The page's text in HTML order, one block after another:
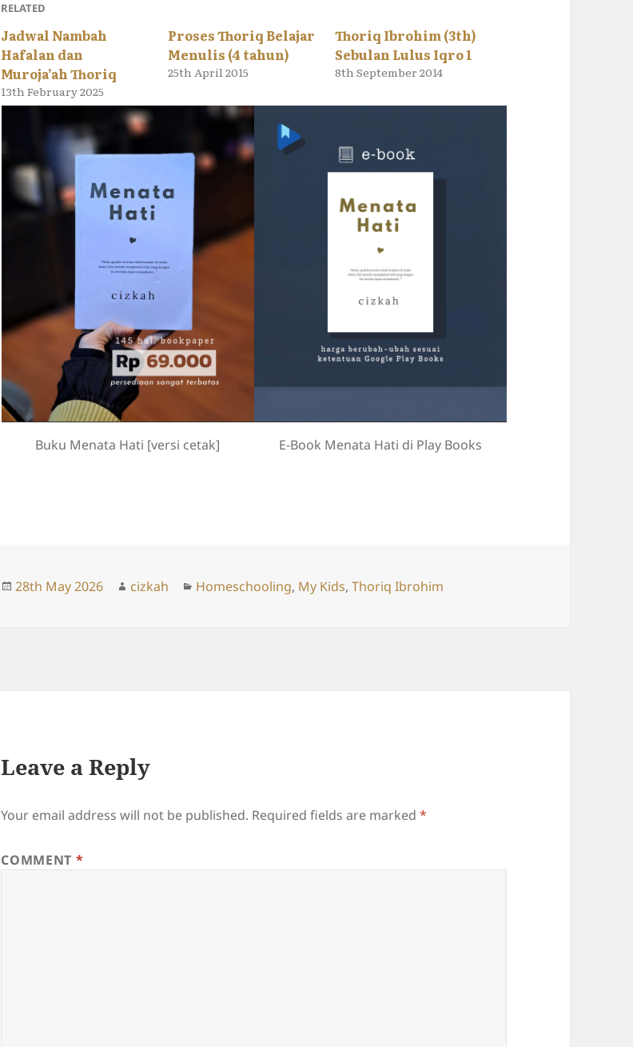
RELATED
Jadwal Nambah
Hafalan dan
Muroja’ah Thoriq
13th February 2025
Proses Thoriq Belajar
Menulis (4 tahun)
25th April 2015
Thoriq Ibrohim (3th)
Sebulan Lulus Iqro 1
8th September 2014
Buku Menata Hati [versi cetak] E-Book Menata Hati di Play Books
Posted
28th May 2026 Author
cizkah Categories
Homeschooling, My Kids,Thoriq Ibrohim
Leave a Reply
Your email address will not be published. Required fields are marked*
COMMENT *